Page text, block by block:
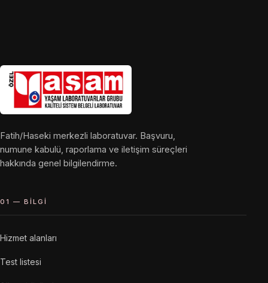
Fatih/Haseki merkezli laboratuvar. Başvuru,
numune kabulü, raporlama ve iletişim süreçleri
hakkında genel bilgilendirme.
01 — BILGI
Hizmet alanları
Test listesi